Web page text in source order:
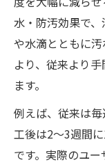
水・防汚効果で
や水滴とともに
より、従来より
ます。
例えば、従来は
工後は2～3週間
です。実際のユ